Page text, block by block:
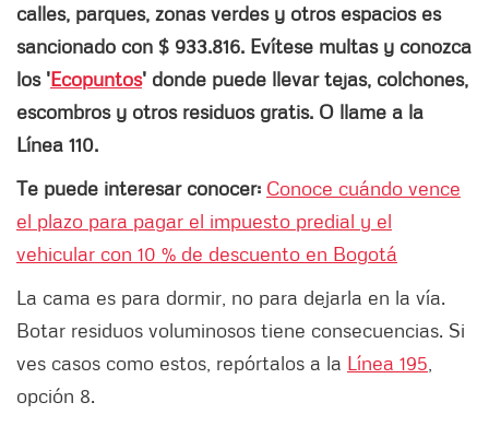
calles, parques, zonas verdes y otros espacios es
sancionado con $ 933.816. Evítese multas y conozca
los 'Ecopuntos' donde puede llevar tejas, colchones,
escombros y otros residuos gratis. O llame a la
Línea 110.
Te puede interesar conocer: Conoce cuándo vence
el plazo para pagar el impuesto predial y el
vehicular con 10 % de descuento en Bogotá
La cama es para dormir, no para dejarla en la vía.
Botar residuos voluminosos tiene consecuencias. Si
ves casos como estos, repórtalos a la Línea 195
opción 8.